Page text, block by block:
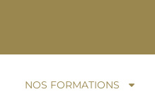
NOS FORMATIONS